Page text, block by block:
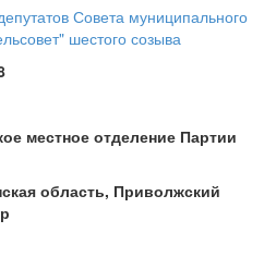
Совета муниципального
шестого созыва
местное отделение Партии
область, Приволжский